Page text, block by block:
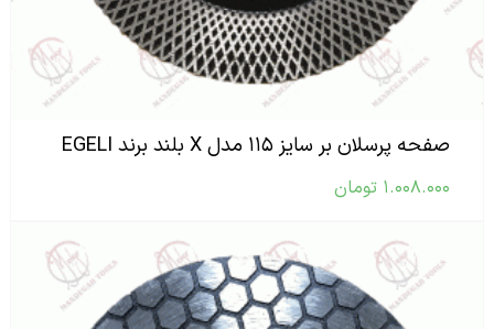
صفحه پرسلان بر سایز ۱۱۵ مدل X بلند برند EGELI
۱.۰۰۸.۰۰۰ تومان